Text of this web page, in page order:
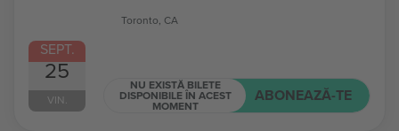
SEPT.
25
VIN.
Toronto, CA
NU EXISTĂ BILETE
DISPONIBILE ÎN ACEST
MOMENT
ABONEAZĂ-TE